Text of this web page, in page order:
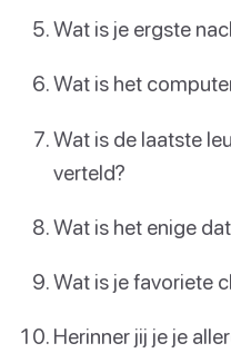
Wat is je ergste
Wat is het
Wat is de laatste
verteld?
Wat is het enige
Wat is je favoriete
Herinner jij je je